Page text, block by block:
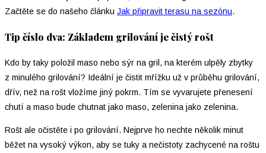
Začtěte se do našeho článku Jak připravit terasu na sezónu.
Tip číslo dva: Základem grilování je čistý rošt
Kdo by taky položil maso nebo sýr na gril, na kterém ulpěly zbytky
z minulého grilování? Ideální je čistit mřížku už v průběhu grilování,
dřív, než na rošt vložíme jiný pokrm. Tím se vyvarujete přenesení
chutí a maso bude chutnat jako maso, zelenina jako zelenina.
Rošt ale očistěte i po grilování. Nejprve ho nechte několik minut
běžet na vysoký výkon, aby se tuky a nečistoty zachycené na roštu